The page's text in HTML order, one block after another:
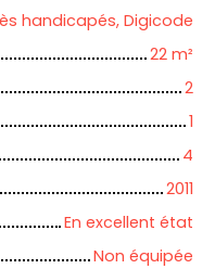
handicapés, Digicode
22 m²
2
1
4
2011
En excellent état
Non équipée